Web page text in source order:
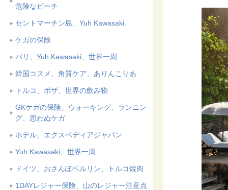
危険なビーチ
セントマーチン島、Yuh Kawasaki
ケガの保険
パリ、Yuh Kawasaki、世界一周
韓国コスメ、角質ケア、ありんこりあ
トルコ、ボザ、世界の飲み物
GKケガの保険、ウォーキング、ランニン
グ、思わぬケガ
ホテル、エクスペディアジャパン
Yuh Kawasaki、世界一周
ドイツ、おさんぽベルリン、トルコ焼肉
1DAYレジャー保険、山のレジャー注意点